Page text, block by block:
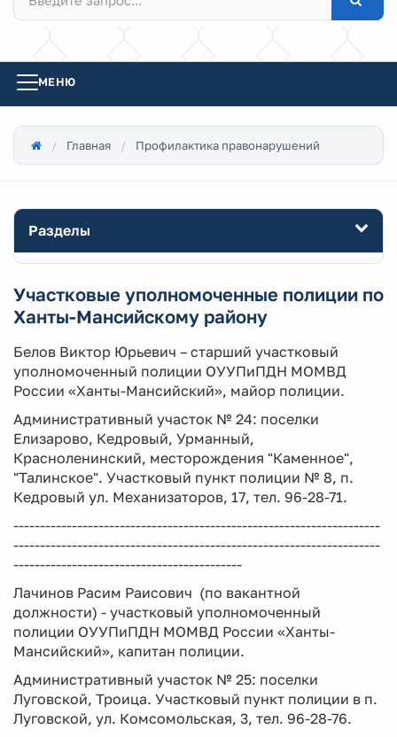
МЕНЮ
Главная Профилактика правонарушений
Разделы
Участковые уполномоченные полиции по
Ханты-Мансийскому району
Белов Виктор Юрьевич – старший участковый
уполномоченный полиции ОУУПиПДН МОМВД
России «Ханты-Мансийский», майор полиции.
Административный участок № 24: поселки
Елизарово, Кедровый, Урманный,
Красноленинский, месторождения "Каменное",
"Талинское". Участковый пункт полиции № 8, п.
Кедровый ул. Механизаторов, 17, тел. 96-28-71.
---------------------------------------------------------------------
---------------------------------------------------------------------
-------------------------------------------
Лачинов Расим Раисович (по вакантной
должности) - участковый уполномоченный
полиции ОУУПиПДН МОМВД России «Ханты-
Мансийский», капитан полиции.
Административный участок № 25: поселки
Луговской, Троица. Участковый пункт полиции в п.
Луговской, ул. Комсомольская, 3, тел. 96-28-76.